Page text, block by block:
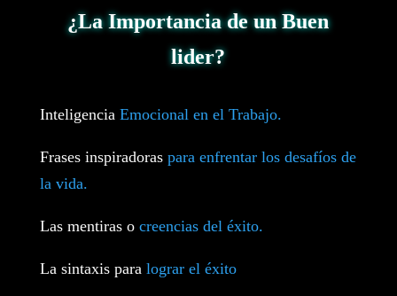
¿La Importancia de un Buen
lider?
Inteligencia Emocional en el Trabajo.
Frases inspiradoras para enfrentar los desafíos de
la vida.
Las mentiras o creencias del éxito.
La sintaxis para lograr el éxito